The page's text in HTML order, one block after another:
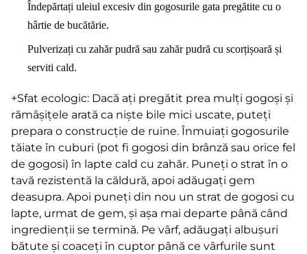
Îndepărtați uleiul excesiv din gogosurile gata pregătite cu o
hârtie de bucătărie.
Pulverizați cu zahăr pudră sau zahăr pudră cu scorțișoară și
serviti cald.
+Sfat ecologic: Dacă ați pregătit prea mulți gogoși și
rămâșițele arată ca niște bile mici uscate, puteți
prepara o construcție de ruine. Înmuiați gogosurile
tăiate în cuburi (pot fi gogosi din brânză sau orice fel
de gogosi) în lapte cald cu zahăr. Puneți o strat în o
tavă rezistentă la căldură, apoi adăugați gem
deasupra. Apoi puneți din nou un strat de gogosi cu
lapte, urmat de gem, și așa mai departe până când
ingredienții se termină. Pe vârf, adăugați albușuri
bătute și coaceți în cuptor până ce vârfurile sunt